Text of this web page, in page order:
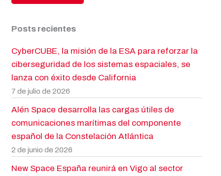
Posts recientes
CyberCUBE, la misión de la ESA para reforzar la
ciberseguridad de los sistemas espaciales, se
lanza con éxito desde California
7 de julio de 2026
Alén Space desarrolla las cargas útiles de
comunicaciones marítimas del componente
español de la Constelación Atlántica
2 de junio de 2026
New Space España reunirá en Vigo al sector